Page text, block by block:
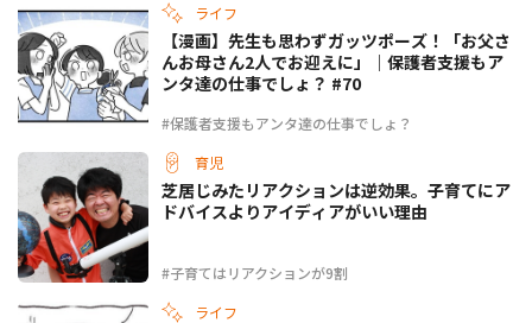
ライフ
#保護者支援もアンタ達の仕事でしょ？
【漫画】先生も思わずガッツポーズ！「お父さ
んお母さん2人でお迎えに」｜保護者支援もア
ンタ達の仕事でしょ？ #70
育児
#子育てはリアクションが9割
芝居じみたリアクションは逆効果。子育てにア
ドバイスよりアイディアがいい理由
ライフ